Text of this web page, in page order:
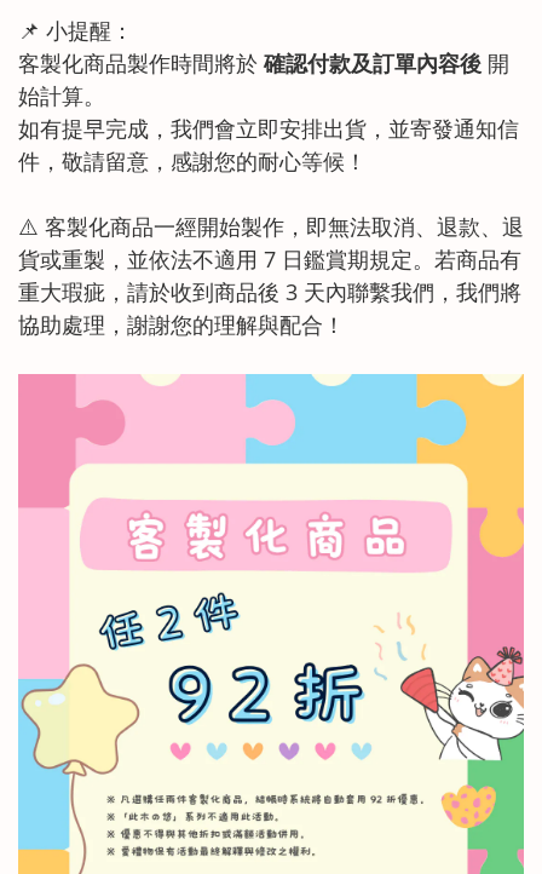
📌 小提醒：
客製化商品製作時間將於確認付款及訂單內容後 開
始計算。
如有提早完成，我們會立即安排出貨，並寄發通知信
件，敬請留意，感謝您的耐心等候！
⚠️ 客製化商品一經開始製作，即無法取消、退款、退
貨或重製，並依法不適用 7 日鑑賞期規定。若商品有
重大瑕疵，請於收到商品後 3 天內聯繫我們，我們將
協助處理，謝謝您的理解與配合！